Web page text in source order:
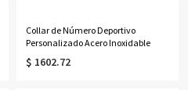
Collar de Número Deportivo
Personalizado Acero Inoxidable
$ 1602.72